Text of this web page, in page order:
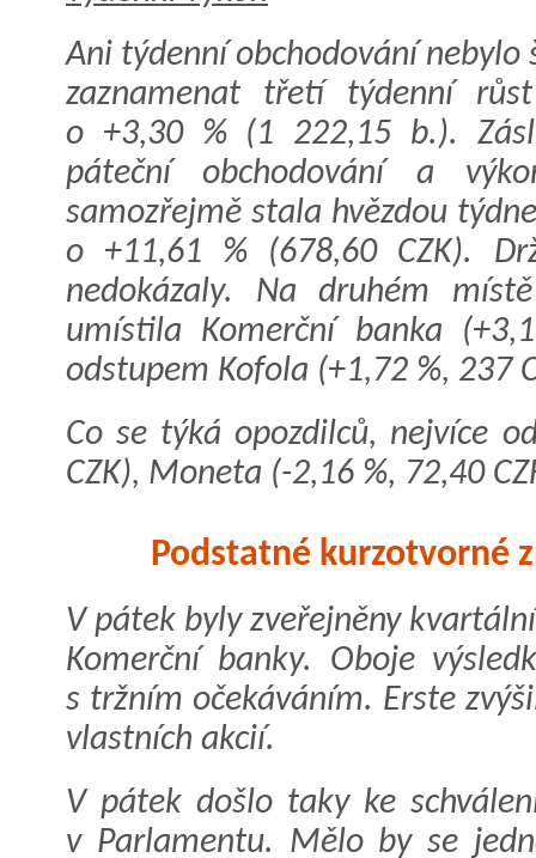
Ani týdenní obchodování nebylo
zaznamenat třetí týdenní
o +3,30 % (1 222,15 b.).
páteční obchodování a
samozřejmě stala hvězdou
o +11,61 % (678,60 CZK).
nedokázaly. Na druhém
umístila Komerční banka
odstupem Kofola (+1,72 %, 237
Co se týká opozdilců, nejvíce
CZK), Moneta (-2,16 %, 72,40
Podstatné kurzotvorné
V pátek byly zveřejněny
Komerční banky. Oboje
s tržním očekáváním. Erste
vlastních akcií.
V pátek došlo taky ke
v Parlamentu. Mělo by se